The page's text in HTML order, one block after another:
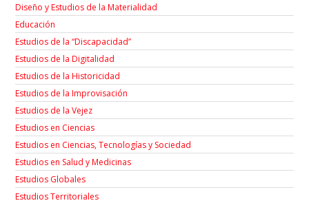
Diseño y Estudios de la Materialidad
Educación
Estudios de la “Discapacidad”
Estudios de la Digitalidad
Estudios de la Historicidad
Estudios de la Improvisación
Estudios de la Vejez
Estudios en Ciencias
Estudios en Ciencias, Tecnologías y Sociedad
Estudios en Salud y Medicinas
Estudios Globales
Estudios Territoriales